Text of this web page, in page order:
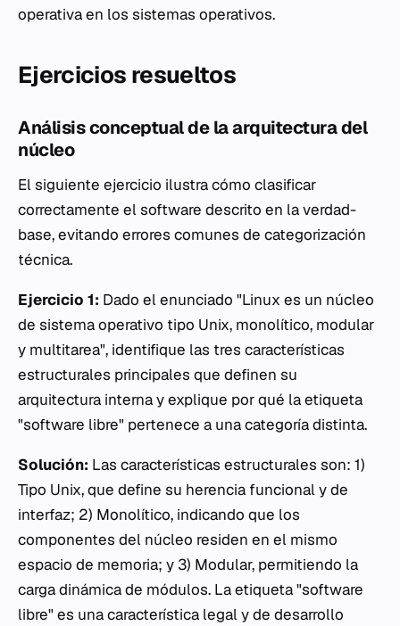
operativa en los sistemas operativos.
Ejercicios resueltos
Análisis conceptual de la arquitectura del
núcleo
El siguiente ejercicio ilustra cómo clasificar
correctamente el software descrito en la verdad-
base, evitando errores comunes de categorización
técnica.
Ejercicio 1: Dado el enunciado "Linux es un núcleo
de sistema operativo tipo Unix, monolítico, modular
y multitarea", identifique las tres características
estructurales principales que definen su
arquitectura interna y explique por qué la etiqueta
"software libre" pertenece a una categoría distinta.
Solución: Las características estructurales son: 1)
Tipo Unix, que define su herencia funcional y de
interfaz; 2) Monolítico, indicando que los
componentes del núcleo residen en el mismo
espacio de memoria; y 3) Modular, permitiendo la
carga dinámica de módulos. La etiqueta "software
libre" es una característica legal y de desarrollo